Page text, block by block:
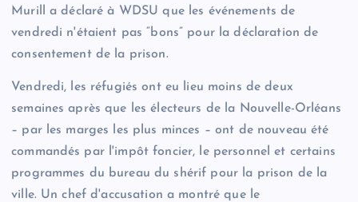
Murill a déclaré à WDSU que les événements de
vendredi n'étaient pas “bons” pour la déclaration de
consentement de la prison.
Vendredi, les réfugiés ont eu lieu moins de deux
semaines après que les électeurs de la Nouvelle-Orléans
– par les marges les plus minces – ont de nouveau été
commandés par l'impôt foncier, le personnel et certains
programmes du bureau du shérif pour la prison de la
ville. Un chef d'accusation a montré que le